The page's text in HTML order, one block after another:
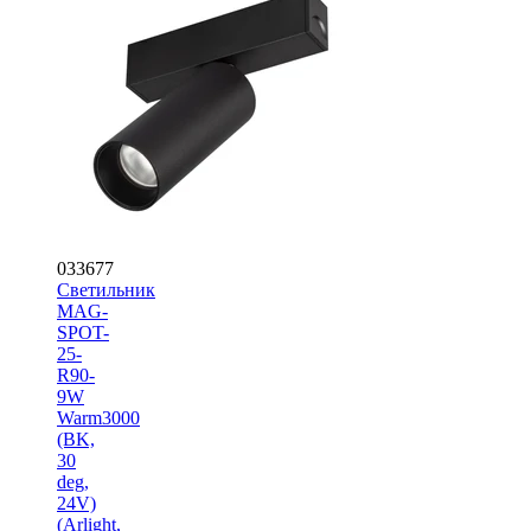
033677
Светильник
MAG-
SPOT-
25-
R90-
9W
Warm3000
(BK,
30
deg,
24V)
(Arlight,